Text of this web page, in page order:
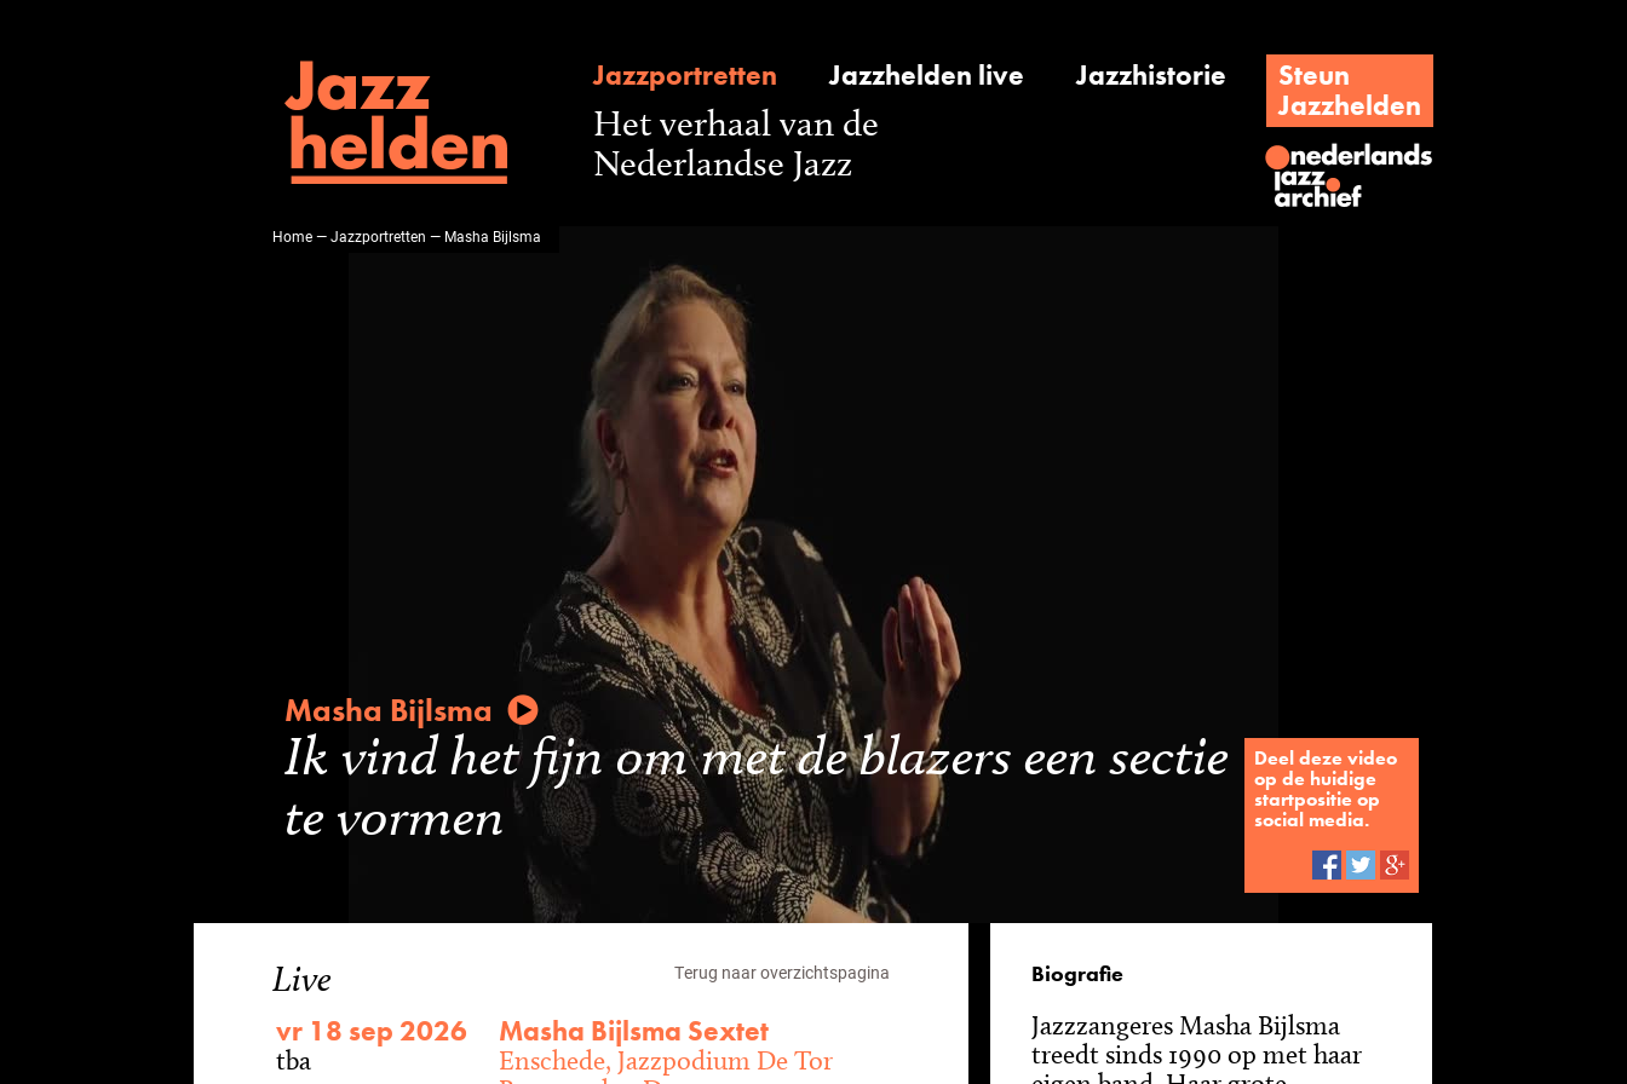
Jazzportretten Jazzhelden live Jazzhistorie
Steun
Jazzhelden
Het verhaal van de
Nederlandse Jazz
Home—Jazzportretten — Masha Bijlsma
Masha Bijlsma
Ik vind het fijn om met de blazers een sectie
te vormen
Deel deze video
op de huidige
startpositie op
social media.
Live Terug naar overzichtspagina
vr 18 sep 2026
tba
Masha Bijlsma Sextet
Enschede, Jazzpodium De Tor
Biografie
Jazzzangeres Masha Bijlsma
treedt sinds 1990 op met haar